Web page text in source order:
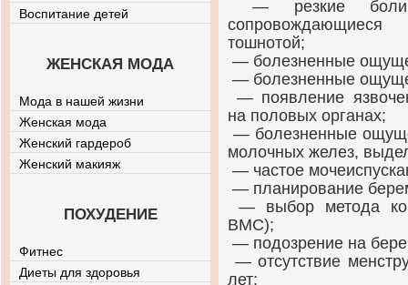
— резкие боли
сопровождающиеся
тошнотой;
— болезненные
— болезненные
— появление
на половых органах;
— болезненные
молочных желез,
— частое
— планирование
— выбор метода
ВМС);
— подозрение на
— отсутствие
лет;
Воспитание детей
ЖЕНСКАЯ МОДА
Мода в нашей жизни
Женская мода
Женский гардероб
Женский макияж
ПОХУДЕНИЕ
Фитнес
Диеты для здоровья